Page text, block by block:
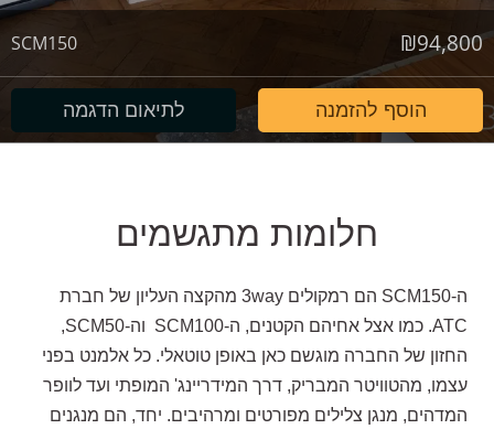
₪94,800
SCM150
הוסף להזמנה לתיאום הדגמה
חלומות מתגשמים
ה-SCM150 הם רמקולים 3way מהקצה העליון של חברת
ATC. כמו אצל אחיהם הקטנים, ה-SCM100 וה-SCM50,
החזון של החברה מוגשם כאן באופן טוטאלי. כל אלמנט בפני
עצמו, מהטוויטר המבריק, דרך המידריינג' המופתי ועד לוופר
המדהים, מנגן צלילים מפורטים ומרהיבים. יחד, הם מנגנים